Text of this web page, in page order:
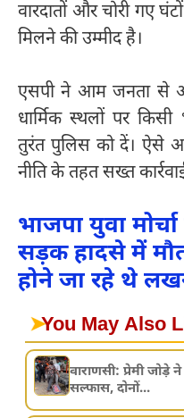
वारदातों और चोरी गए
मिलने की उम्मीद है।
एसपी ने आम जनता से
धार्मिक स्थलों पर
तुरंत पुलिस को दें। ऐसे
नीति के तहत सख्त
भाजपा युवा
सड़क हादसे में
होने जा रहे थे
➤You May Also
वाराणसी: प्रेमी
सल्फास, दोनों...